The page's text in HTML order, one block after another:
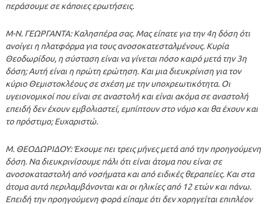
περάσουμε σε κάποιες ερωτήσεις.
Μ-Ν. ΓΕΩΡΓΑΝΤΑ: Καλησπέρα σας. Μας είπατε για την 4η δόση ότι
ανοίγει η πλατφόρμα για τους ανοσοκατεσταλμένους. Κυρία
Θεοδωρίδου, η σύσταση είναι να γίνεται πόσο καιρό μετά την 3η
δόση; Αυτή είναι η πρώτη ερώτηση. Και μια διευκρίνιση για τον
κύριο Θεμιστοκλέους σε σχέση με την υποχρεωτικότητα. Οι
υγειονομικοί που είναι σε αναστολή και είναι ακόμα σε αναστολή
επειδή δεν έχουν εμβολιαστεί, εμπίπτουν στο νόμο και θα έχουν και
το πρόστιμο; Ευχαριστώ.
Μ. ΘΕΟΔΩΡΙΔΟΥ: Έχουμε πει τρεις μήνες μετά από την προηγούμενη
δόση. Να διευκρινίσουμε πάλι ότι είναι άτομα που είναι σε
ανοσοκαταστολή από νοσήματα και από ειδικές θεραπείες. Και στα
άτομα αυτά περιλαμβάνονται και οι ηλικίες από 12 ετών και πάνω.
Επειδή την προηγούμενη φορά είπαμε ότι δεν χορηγείται επιπλέον